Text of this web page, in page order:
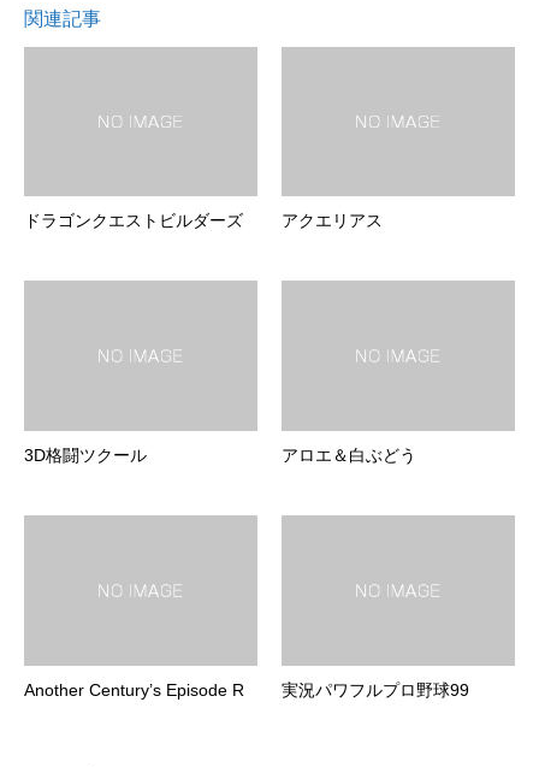
関連記事
ドラゴンクエストビルダーズ アクエリアス
3D格闘ツクール アロエ＆白ぶどう
Another Century’s Episode R 実況パワフルプロ野球99